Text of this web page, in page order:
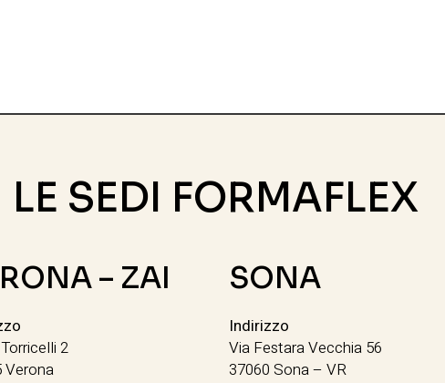
LE SEDI FORMAFLEX
– ZAI
2
Verona
SONA
Indirizzo
Via Festara Vecchia 56
37060 Sona – VR